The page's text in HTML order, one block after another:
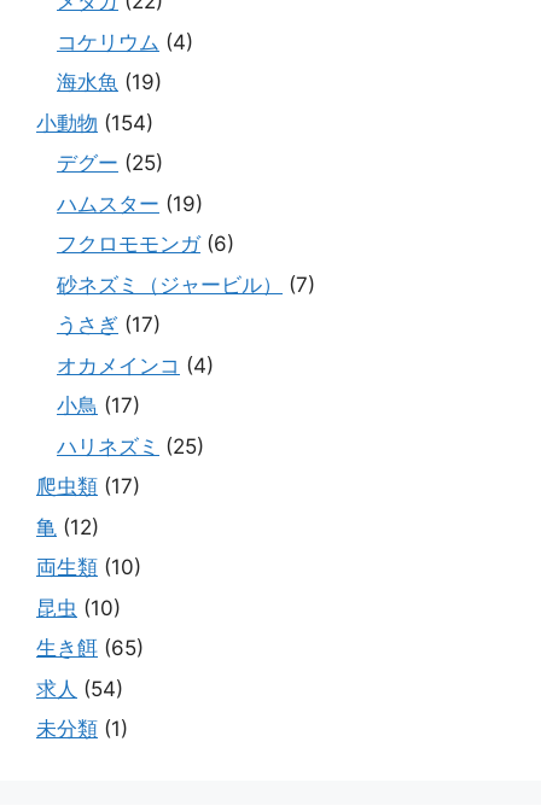
コケリウム (4)
海水魚 (19)
小動物 (154)
デグー (25)
ハムスター (19)
フクロモモンガ(6)
砂ネズミ（ジャービル）
(7)
うさぎ (17)
オカメインコ (4)
小鳥 (17)
ハリネズミ (25)
爬虫類 (17)
亀 (12)
両生類 (10)
昆虫 (10)
生き餌 (65)
求人 (54)
未分類 (1)